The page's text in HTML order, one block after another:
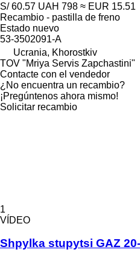
S/ 60.57 UAH 798 ≈ EUR 15.51
Recambio - pastilla de freno
Estado nuevo
53-3502091-А
Ucrania, Khorostkiv
TOV "Mriya Servis Zapchastini"
Contacte con el vendedor
¿No encuentra un recambio?
¡Pregúntenos ahora mismo!
Solicitar recambio
1
VÍDEO
Shpylka stupytsi GAZ